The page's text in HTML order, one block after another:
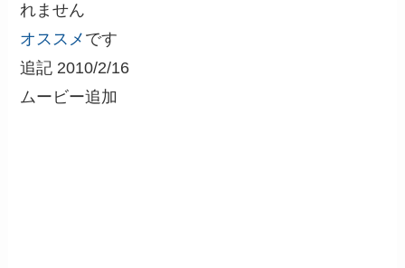
れません
オススメ です
追記 2010/2/16
ムービー追加